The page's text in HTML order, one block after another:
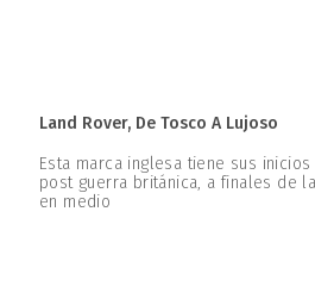
Land Rover, De Tosco A Lujoso
Esta marca inglesa tiene sus
post guerra británica, a finales de
en medio